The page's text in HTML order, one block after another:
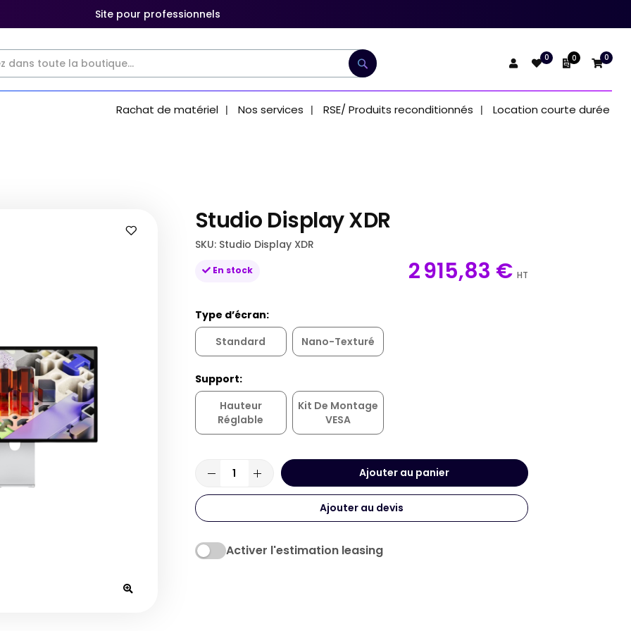
Site pour professionnels
Rechercher
0 Mon devis
0 0
Rachat de matériel Nos services RSE/ Produits reconditionnés Location courte durée
Studio Display XDR
SKU Studio Display XDR
En stock 2 915,83 € HT
Type d’écran
Standard
Nano-Texturé
Support
Hauteur
Réglable
Kit De Montage
VESA
Ajouter au panier
Ajouter au devis
Activer l'estimation leasing